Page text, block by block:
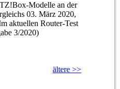
Modelle an der
03. März 2020,
aktuellen Router-Test
3/2020)
ältere >>